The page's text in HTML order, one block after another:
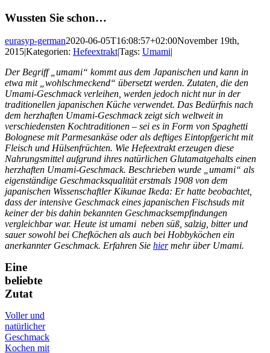
Wussten Sie schon…
eurasyp-german2020-06-05T16:08:57+02:00November 19th,
2015|Kategorien: Hefeextrakt|Tags: Umami|
Der Begriff „umami“ kommt aus dem Japanischen und kann in
etwa mit „wohlschmeckend“ übersetzt werden. Zutaten, die den
Umami-Geschmack verleihen, werden jedoch nicht nur in der
traditionellen japanischen Küche verwendet. Das Bedürfnis nach
dem herzhaften Umami-Geschmack zeigt sich weltweit in
verschiedensten Kochtraditionen – sei es in Form von Spaghetti
Bolognese mit Parmesankäse oder als deftiges Eintopfgericht mit
Fleisch und Hülsenfrüchten. Wie Hefeextrakt erzeugen diese
Nahrungsmittel aufgrund ihres natürlichen Glutamatgehalts einen
herzhaften Umami-Geschmack. Beschrieben wurde „umami“ als
eigenständige Geschmacksqualität erstmals 1908 von dem
japanischen Wissenschaftler Kikunae Ikeda: Er hatte beobachtet,
dass der intensive Geschmack eines japanischen Fischsuds mit
keiner der bis dahin bekannten Geschmacksempfindungen
vergleichbar war. Heute ist umami neben süß, salzig, bitter und
sauer sowohl bei Chefköchen als auch bei Hobbyköchen ein
anerkannter Geschmack. Erfahren Sie hiermehr über Umami.
Eine
beliebte
Zutat
Voller und
natürlicher
Geschmack
Kochen mit